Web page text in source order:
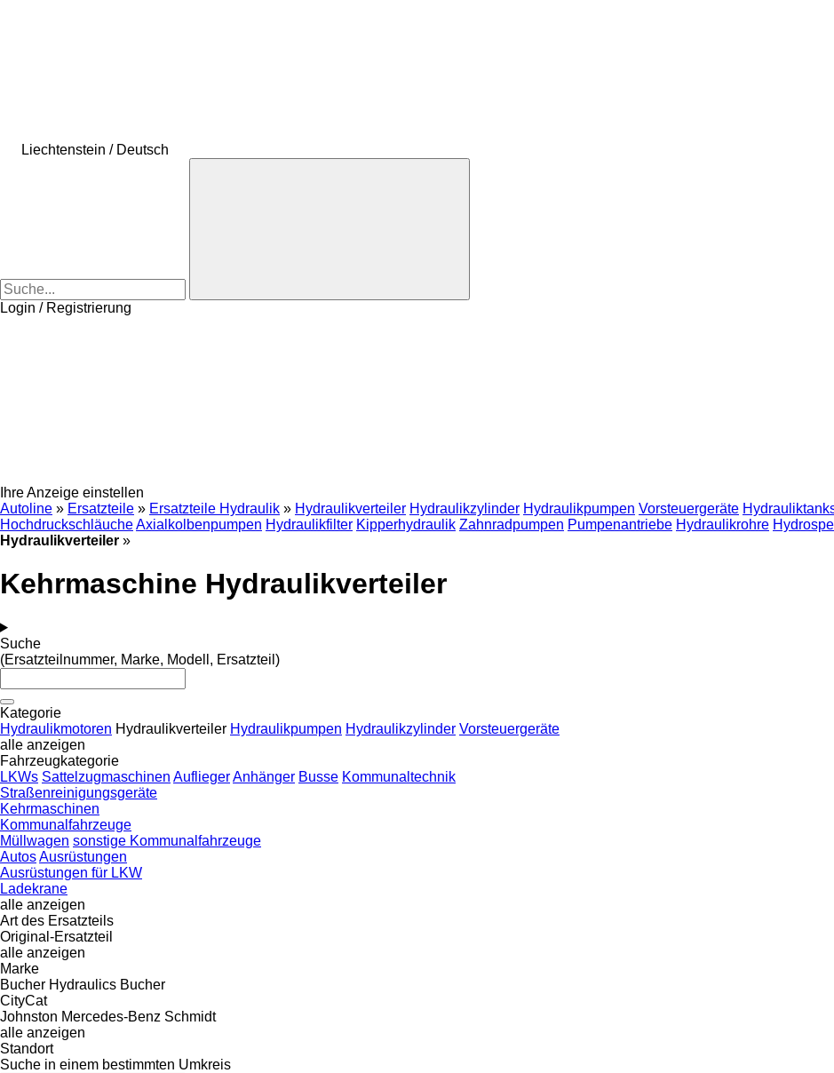
Liechtenstein / Deutsch
Login / Registrierung
Ihre Anzeige einstellen
Autoline » Ersatzteile » Ersatzteile Hydraulik » Hydraulikverteiler Hydraulikzylinder Hydraulikpumpen Vorsteuergeräte
HochdruckschläucheAxialkolbenpumpen Hydraulikfilter Kipperhydraulik Zahnradpumpen Pumpenantriebe Hydraulikrohre
Hydraulikverteiler »
Kehrmaschine Hydraulikverteiler
Suche
(Ersatzteilnummer, Marke, Modell, Ersatzteil)
Kategorie
Hydraulikmotoren Hydraulikverteiler Hydraulikpumpen Hydraulikzylinder Vorsteuergeräte
alle anzeigen
Fahrzeugkategorie
LKWs Sattelzugmaschinen AufliegerAnhänger Busse Kommunaltechnik
Straßenreinigungsgeräte
Kehrmaschinen
Kommunalfahrzeuge
Müllwagen sonstige Kommunalfahrzeuge
AutosAusrüstungen
Ausrüstungen für LKW
Ladekrane
alle anzeigen
Art des Ersatzteils
Original-Ersatzteil
alle anzeigen
Marke
Bucher Hydraulics Bucher
CityCat
Johnston Mercedes-Benz Schmidt
alle anzeigen
Standort
Suche in einem bestimmten Umkreis